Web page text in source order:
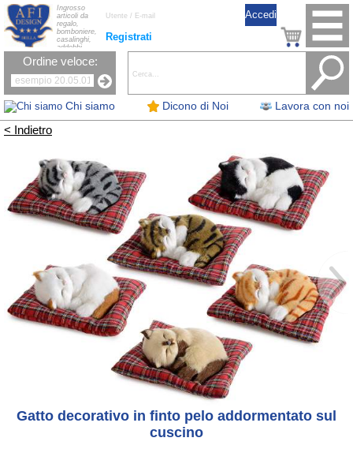
Chi siamo Dicono di Noi Lavora con noi
Registrati
Ingrosso
articoli da
regalo,
bomboniere,
casalinghi,
addobbi
natalizi, nastri,
oggettistica,
la tavola, fiori
artificiali e
candele.
Ordine veloce:
< Indietro
Gatto decorativo in finto pelo addormentato sul
cuscino